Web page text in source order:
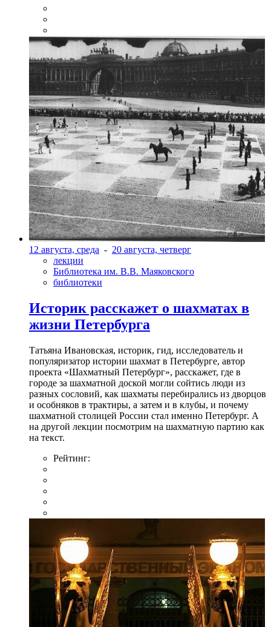
12 августа, среда - 20 августа, четверг
лекции
Библиотека им. В.В. Маяковского
библиотеки
Историк расскажет о шахматах в
жизни Петербурга
Татьяна Ивановская, историк, гид, исследователь и
популяризатор истории шахмат в Петербурге, автор
проекта «Шахматный Петербург», расскажет, где в
городе за шахматной доской могли сойтись люди из
разных сословий, как шахматы перебирались из дворцов
и особняков в трактиры, а затем и в клубы, и почему
шахматной столицей России стал именно Петербург. А
на другой лекции посмотрим на шахматную партию как
на текст.
Рейтинг: